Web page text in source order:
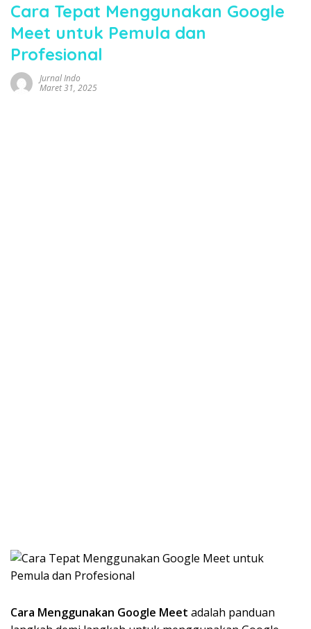
Cara Tepat Menggunakan Google
Meet untuk Pemula dan
Profesional
Jurnal Indo
Maret 31, 2025
Cara Menggunakan Google Meet adalah panduan